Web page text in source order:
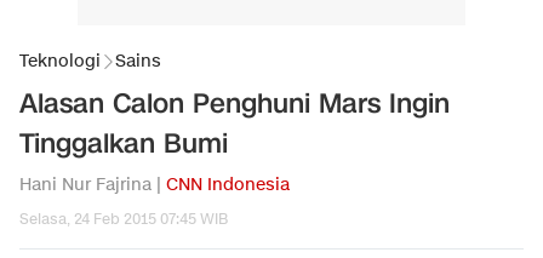
Teknologi Sains
Alasan Calon Penghuni Mars Ingin
Tinggalkan Bumi
Hani Nur Fajrina | CNN Indonesia
Selasa, 24 Feb 2015 07:45 WIB